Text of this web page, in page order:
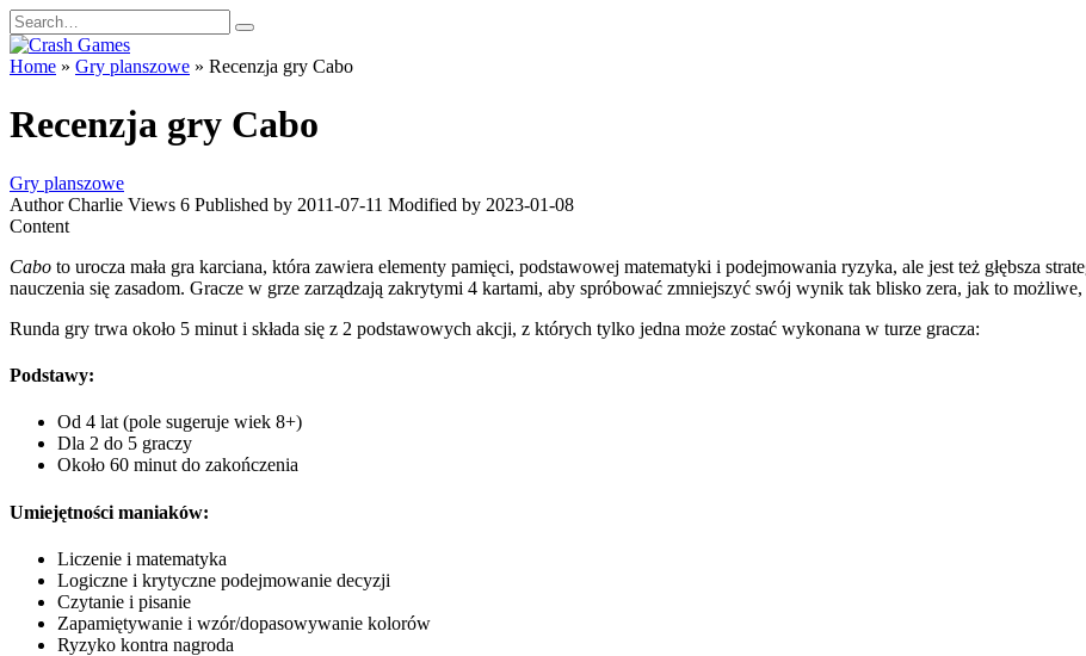
Skip
to
content
Search
for:
Home » Gry planszowe » Recenzja gry Cabo
Recenzja gry Cabo
Gry planszowe
Author Charlie Views 6 Published by 2011-07-11 Modified by 2023-01-08
Content
Cabo to urocza mała gra karciana, która zawiera elementy pamięci, podstawowej matematyki i podejmowania ryzyka, ale jest też głębsza
nauczenia się zasadom. Gracze w grze zarządzają zakrytymi 4 kartami, aby spróbować zmniejszyć swój wynik tak blisko zera, jak to
Runda gry trwa około 5 minut i składa się z 2 podstawowych akcji, z których tylko jedna może zostać wykonana w turze gracza:
Podstawy:
Od 4 lat (pole sugeruje wiek 8+)
Dla 2 do 5 graczy
Około 60 minut do zakończenia
Umiejętności maniaków:
Liczenie i matematyka
Logiczne i krytyczne podejmowanie decyzji
Czytanie i pisanie
Zapamiętywanie i wzór/dopasowywanie kolorów
Ryzyko kontra nagroda